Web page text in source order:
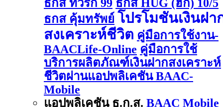
ธกส ทวีรัก 99 ธกส HUG (ฮัก) 10/5
ธกส คุ้มทรัพย์ โปรโมชันเงินฝา
สงเคราะห์ชีวิต คู่มือการใช้งาน-
BAACLife-Online คู่มือการใช้
บริการผลิตภัณฑ์เงินฝากสงเคราะห์
ชีวิตผ่านแอปพลิเคชัน BAAC-
Mobile
แอปพลิเคชัน ธ.ก.ส. BAAC Mobile